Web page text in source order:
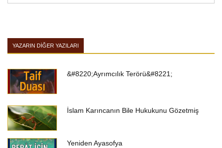
YAZARIN DIĞER YAZILARI
&#8220;Ayrımcılık Terörü&#8221;
İslam Karıncanın Bile Hukukunu Gözetmiş
Yeniden Ayasofya